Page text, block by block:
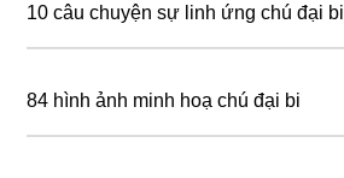
10 câu chuyện sự linh ứng chú đại bi
84 hình ảnh minh hoạ chú đại bi